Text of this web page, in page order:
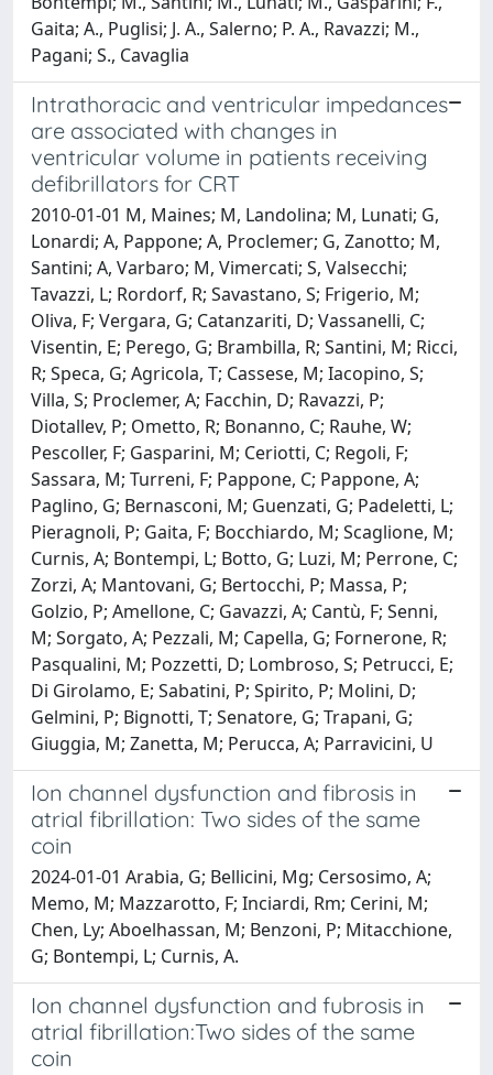
Gaita; A., Puglisi; J. A., Salerno; P. A., Ravazzi; M.,
Pagani; S., Cavaglia
Intrathoracic and ventricular impedances
are associated with changes in
ventricular volume in patients receiving
defibrillators for CRT
2010-01-01 M, Maines; M, Landolina; M, Lunati; G,
Lonardi; A, Pappone; A, Proclemer; G, Zanotto; M,
Santini; A, Varbaro; M, Vimercati; S, Valsecchi;
Tavazzi, L; Rordorf, R; Savastano, S; Frigerio, M;
Oliva, F; Vergara, G; Catanzariti, D; Vassanelli, C;
Visentin, E; Perego, G; Brambilla, R; Santini, M; Ricci,
R; Speca, G; Agricola, T; Cassese, M; Iacopino, S;
Villa, S; Proclemer, A; Facchin, D; Ravazzi, P;
Diotallev, P; Ometto, R; Bonanno, C; Rauhe, W;
Pescoller, F; Gasparini, M; Ceriotti, C; Regoli, F;
Sassara, M; Turreni, F; Pappone, C; Pappone, A;
Paglino, G; Bernasconi, M; Guenzati, G; Padeletti, L;
Pieragnoli, P; Gaita, F; Bocchiardo, M; Scaglione, M;
Curnis, A; Bontempi, L; Botto, G; Luzi, M; Perrone, C;
Zorzi, A; Mantovani, G; Bertocchi, P; Massa, P;
Golzio, P; Amellone, C; Gavazzi, A; Cantù, F; Senni,
M; Sorgato, A; Pezzali, M; Capella, G; Fornerone, R;
Pasqualini, M; Pozzetti, D; Lombroso, S; Petrucci, E;
Di Girolamo, E; Sabatini, P; Spirito, P; Molini, D;
Gelmini, P; Bignotti, T; Senatore, G; Trapani, G;
Giuggia, M; Zanetta, M; Perucca, A; Parravicini, U
Ion channel dysfunction and fibrosis in
atrial fibrillation: Two sides of the same
coin
2024-01-01 Arabia, G; Bellicini, Mg; Cersosimo, A;
Memo, M; Mazzarotto, F; Inciardi, Rm; Cerini, M;
Chen, Ly; Aboelhassan, M; Benzoni, P; Mitacchione,
G; Bontempi, L; Curnis, A.
Ion channel dysfunction and fubrosis in
atrial fibrillation:Two sides of the same
coin